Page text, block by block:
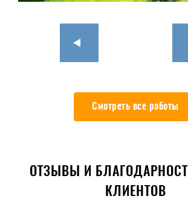
Смотреть все работы
ОТЗЫВЫ И
КЛИЕНТОВ